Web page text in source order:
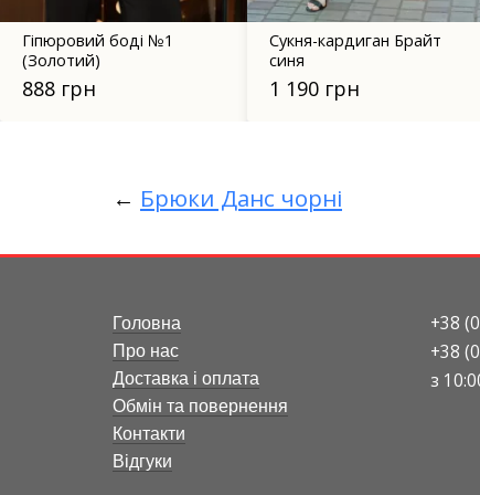
Сукня-кардиган Брайт
синя
1 190 грн
Блуза Паула бірюзова
← Брюки Данс чорні
Головна
Про нас
Доставка і оплата
Обмін та повернення
Контакти
Відгуки
+38
+38
з